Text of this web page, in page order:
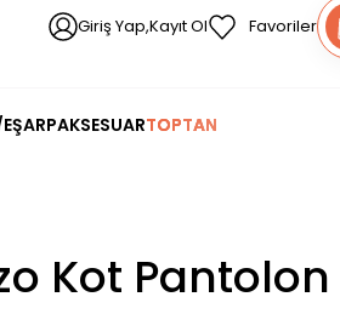
Giriş Yap,Kayıt Ol Favoriler
AKSESUARTOPTAN
Kot Pantolon